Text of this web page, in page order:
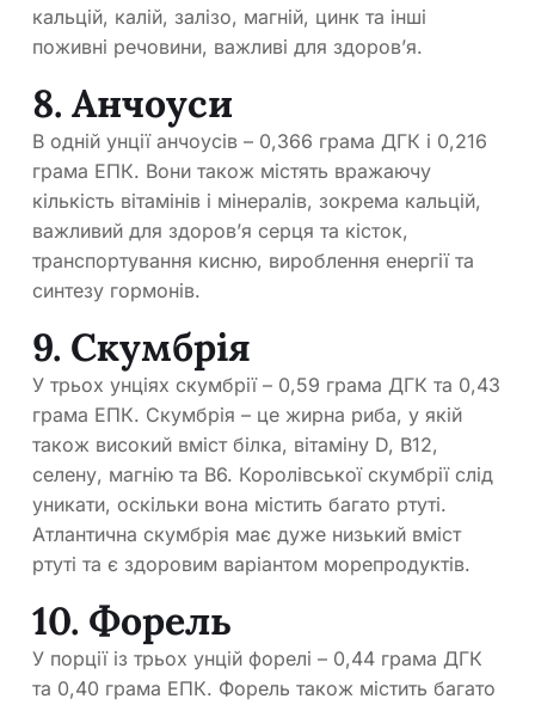
кальцій, калій, залізо, магній, цинк та інші
поживні речовини, важливі для здоров’я.
8. Анчоуси
В одній унції анчоусів – 0,366 грама ДГК і 0,216
грама ЕПК. Вони також містять вражаючу
кількість вітамінів і мінералів, зокрема кальцій,
важливий для здоров’я серця та кісток,
транспортування кисню, вироблення енергії та
синтезу гормонів.
9. Скумбрія
У трьох унціях скумбрії – 0,59 грама ДГК та 0,43
грама ЕПК. Скумбрія – це жирна риба, у якій
також високий вміст білка, вітаміну D, B12,
селену, магнію та B6. Королівської скумбрії слід
уникати, оскільки вона містить багато ртуті.
Атлантична скумбрія має дуже низький вміст
ртуті та є здоровим варіантом морепродуктів.
10. Форель
У порції із трьох унцій форелі – 0,44 грама ДГК
та 0,40 грама ЕПК. Форель також містить багато